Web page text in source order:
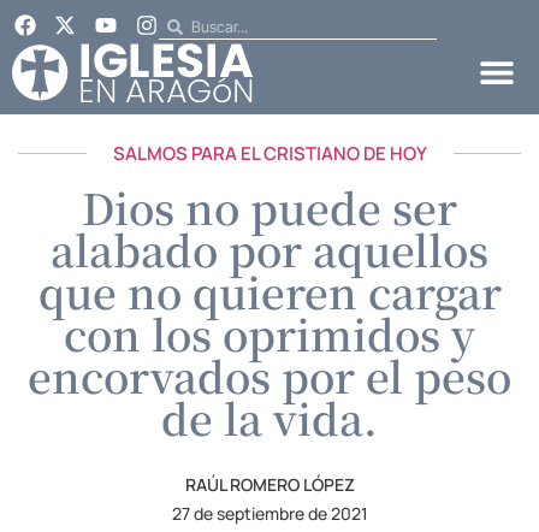
SALMOS PARA EL CRISTIANO DE HOY
Dios no puede ser
alabado por aquellos
que no quieren cargar
con los oprimidos y
encorvados por el peso
de la vida.
RAÚL ROMERO LÓPEZ
27 de septiembre de 2021